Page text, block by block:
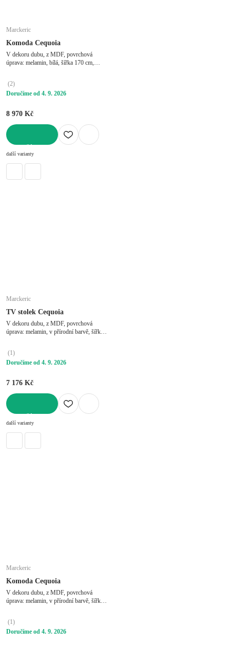
Marckeric
Komoda Cequoia
V dekoru dubu, z MDF, povrchová
úprava: melamin, bílá, šířka 170 cm,
(2)
Doručíme od 4. 9. 2026
8 970 Kč
další varianty
Marckeric
TV stolek Cequoia
V dekoru dubu, z MDF, povrchová
úprava: melamin, v přírodní barvě, šířka
(1)
Doručíme od 4. 9. 2026
7 176 Kč
další varianty
Marckeric
Komoda Cequoia
V dekoru dubu, z MDF, povrchová
úprava: melamin, v přírodní barvě, šířka
(1)
Doručíme od 4. 9. 2026